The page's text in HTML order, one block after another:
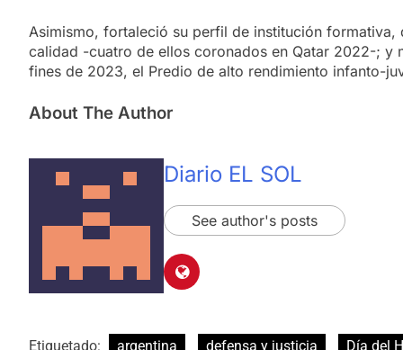
Asimismo, fortaleció su perfil de institución
calidad -cuatro de ellos coronados en Qatar 2022-; y
fines de 2023, el Predio de alto rendimiento infanto-
About The Author
Diario EL SOL
See author's posts
Etiquetado: argentina defensa y justicia Día del